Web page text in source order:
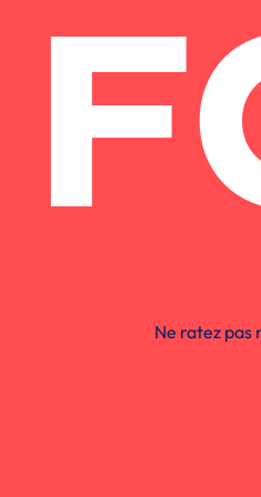
Ne ratez pas